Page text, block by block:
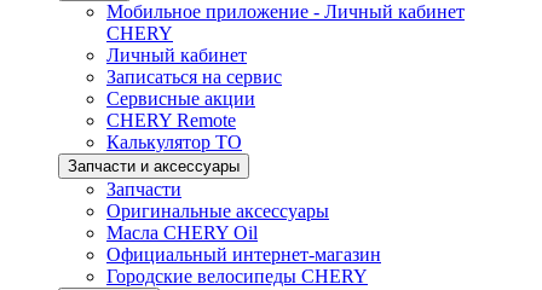
Мобильное приложение - Личный кабинет
CHERY
Личный кабинет
Записаться на сервис
Сервисные акции
CHERY Remote
Калькулятор ТО
Запчасти и аксессуары
Запчасти
Оригинальные аксессуары
Масла CHERY Oil
Официальный интернет-магазин
Городские велосипеды CHERY